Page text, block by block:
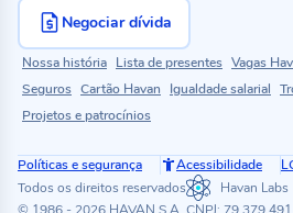
Negociar dívida
Nossa história Lista de presentes Vagas
Seguros Cartão Havan Igualdade salarial
Projetos e patrocínios
Políticas e segurança Acessibilidade
Todos os direitos reservados
Havan Labs